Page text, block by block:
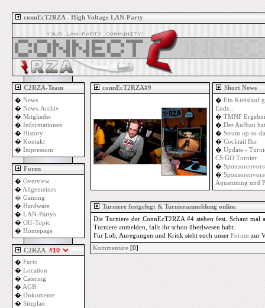
connEcT2RZA - High Voltage LAN-Party
C2RZA-Team
� News
� News-Archiv
� Mitglieder
� Informationen
� History
� Kontakt
� Impressum
Foren
� Overview
� Allgemeines
� Gaming
� Hardware
� LAN-Partys
� Off-Topic
� Homepage
C2RZA
� Facts
� Location
� Catering
� AGB
� Dokumente
� Sitzplan
connEcT2RZA#9
Short News
� Ein Kreislauf
Ende...
� TMNF
� Der Aufbau
� Steam up-to-
� Cocktail Bar
� Update -
CS:GO Turnier
�
�
Aquatuning und
Turniere festgelegt & Turnieranmeldung online
Die Turniere der ConnEcT2RZA #4 stehen fest. Schaut mal
Turniere anmelden, falls ihr schon überiwesen habt.
Für Lob, Anregungen und Kritik steht euch unser Forum zur
Kommentare [0]